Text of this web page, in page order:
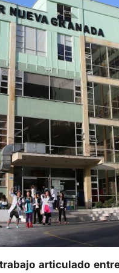
trabajo articulado